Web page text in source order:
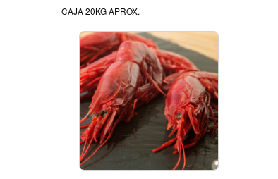
CAJA 20KG APROX.